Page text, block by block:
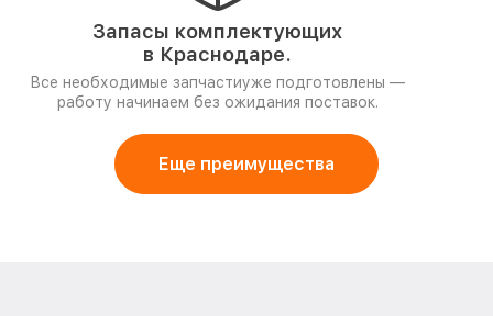
Запасы комплектующих
в Краснодаре.
Все необходимые запчастиуже подготовлены —
работу начинаем без ожидания поставок.
Еще преимущества